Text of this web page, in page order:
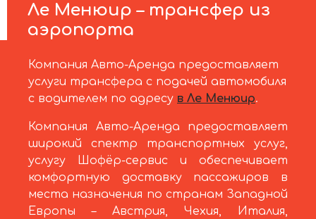
Ле Менюир – трансфер из
аэропорта
Компания Авто-Аренда предоставляет
услуги трансфера с подачей автомобиля
с водителем по адресу в Ле Менюир.
Компания Авто-Аренда предоставляет
широкий спектр транспортных услуг,
услугу Шофёр-сервис и обеспечивает
комфортную доставку пассажиров в
места назначения по странам Западной
Европы – Австрия, Чехия, Италия,